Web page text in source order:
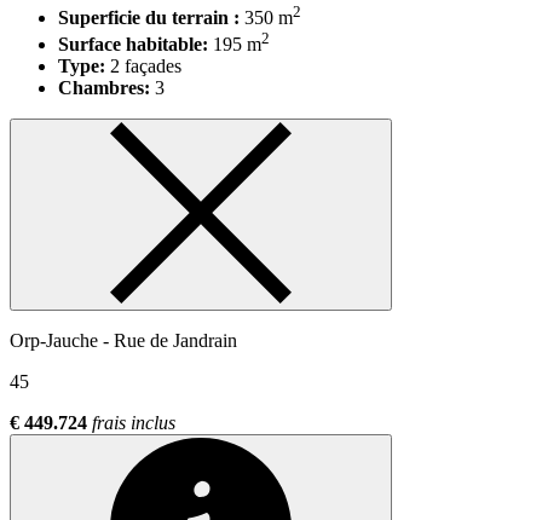
Superficie du terrain : 350 m2
Surface habitable: 195 m2
Type: 2 façades
Chambres: 3
Orp-Jauche - Rue de Jandrain
45
€ 449.724 frais inclus